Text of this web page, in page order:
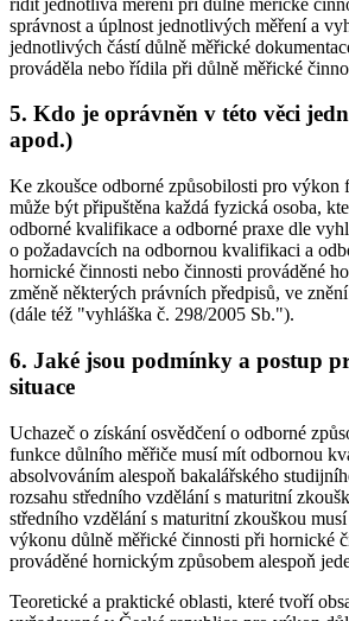
správnost a úplnost jednotlivých měření a
jednotlivých částí důlně měřické
prováděla nebo řídila při důlně měřické
5. Kdo je oprávněn v této věci
apod.)
Ke zkoušce odborné způsobilosti pro výkon
může být připuštěna každá fyzická osoba,
odborné kvalifikace a odborné praxe dle
o požadavcích na odbornou kvalifikaci a
hornické činnosti nebo činnosti prováděné
změně některých právních předpisů, ve
(dále též "vyhláška č. 298/2005 Sb.").
6. Jaké jsou podmínky a postup
situace
Uchazeč o získání osvědčení o odborné
funkce důlního měřiče musí mít odbornou
absolvováním alespoň bakalářského
rozsahu středního vzdělání s maturitní
středního vzdělání s maturitní zkouškou
výkonu důlně měřické činnosti při hornické
prováděné hornickým způsobem alespoň
Teoretické a praktické oblasti, které tvoří